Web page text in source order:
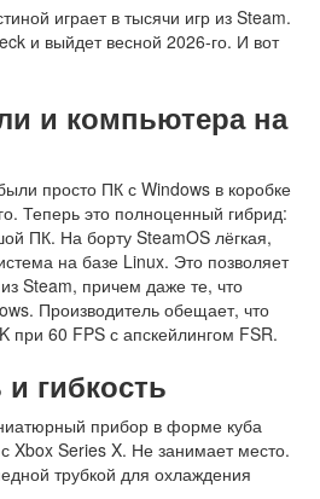
играет в тысячи игр из Steam.
и выйдет весной 2026-го. И вот
и компьютера на
просто ПК с Windows в коробке
Теперь это полноценный гибрид:
ПК. На борту SteamOS лёгкая,
на базе Linux. Это позволяет
Steam, причем даже те, что
Производитель обещает, что
при 60 FPS с апскейлингом FSR.
гибкость
прибор в форме куба
Xbox Series X. Не занимает место.
трубкой для охлаждения